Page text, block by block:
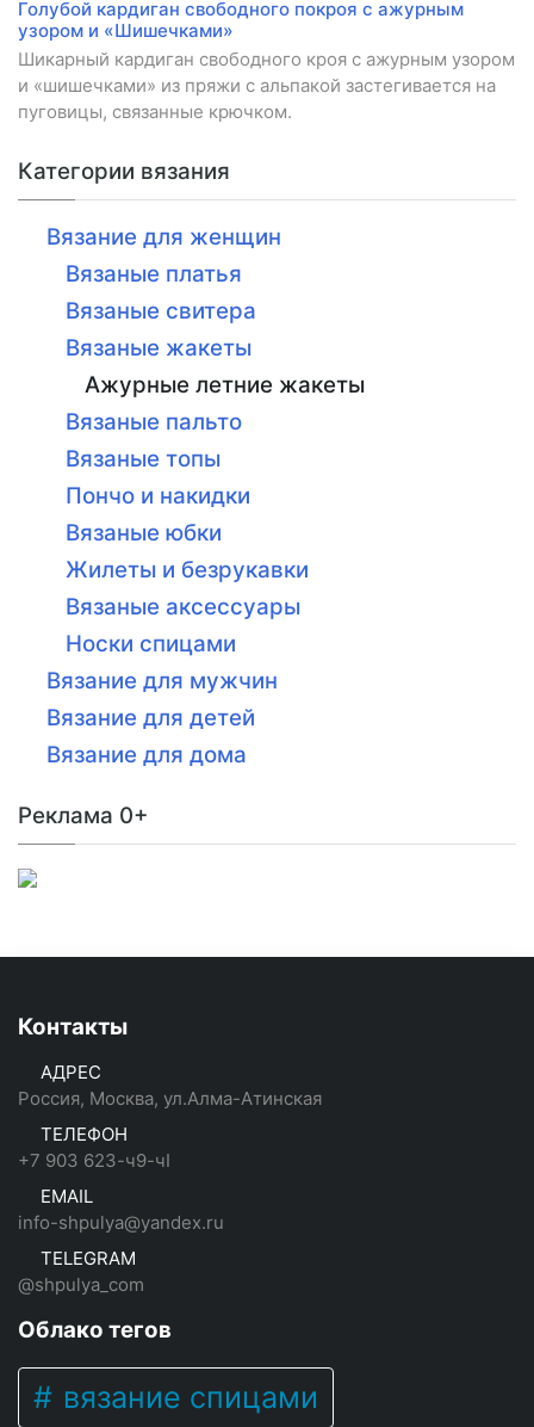
Голубой кардиган свободного покроя с ажурным
узором и «Шишечками»
Шикарный кардиган свободного кроя с ажурным узором
и «шишечками» из пряжи с альпакой застегивается на
пуговицы, связанные крючком.
Категории вязания
Вязание для женщин
Вязаные платья
Вязаные свитера
Вязаные жакеты
Ажурные летние жакеты
Вязаные пальто
Вязаные топы
Пончо и накидки
Вязаные юбки
Жилеты и безрукавки
Вязаные аксессуары
Носки спицами
Вязание для мужчин
Вязание для детей
Вязание для дома
Реклама 0+
Контакты
АДРЕС
Россия, Москва, ул.Алма-Атинская
ТЕЛЕФОН
+7 903 623-ч9-чI
EMAIL
info-shpulya@yandex.ru
TELEGRAM
@shpulya_com
Облако тегов
вязание спицами